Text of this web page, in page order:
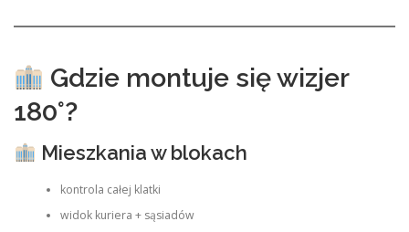
Gdzie montuje się wizjer
180°?
Mieszkania w blokach
kontrola całej klatki
widok kuriera + sąsiadów